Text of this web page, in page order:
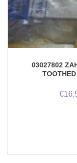
03027802
€